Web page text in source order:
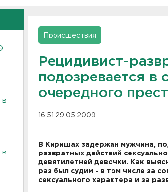
в
в
Происшествия
Рецидивист-
подозревается в
очередного
16:51 29.05.2009
В Киришах задержан мужчина,
развратных действий
девятилетней девочки. Как
раз был судим - в том числе за
сексуального характера и за